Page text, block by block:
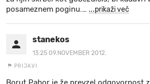
posameznem poginu.… ...prikaži več
stanekos
13:25 09.NOVEMBER 2012.
PRIJAVI